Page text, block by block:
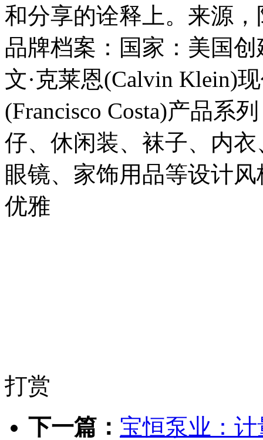
和分享的诠释上。来源
品牌档案：国家：美国
文·克莱恩(Calvin Klein)
(Francisco Costa)产品系
仔、休闲装、袜子、内
眼镜、家饰用品等设计
优雅
打赏
下一篇： 宝恒泵业：